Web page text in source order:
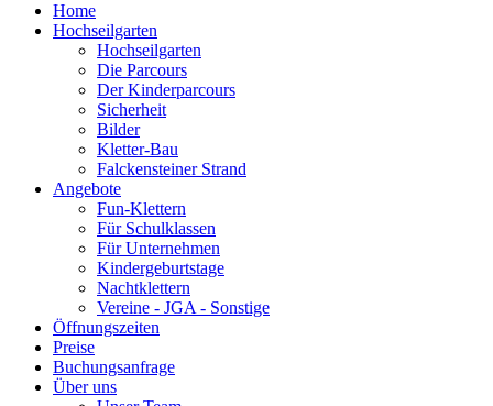
Home
Hochseilgarten
Hochseilgarten
Die Parcours
Der Kinderparcours
Sicherheit
Bilder
Kletter-Bau
Falckensteiner Strand
Angebote
Fun-Klettern
Für Schulklassen
Für Unternehmen
Kindergeburtstage
Nachtklettern
Vereine - JGA - Sonstige
Öffnungszeiten
Preise
Buchungsanfrage
Über uns